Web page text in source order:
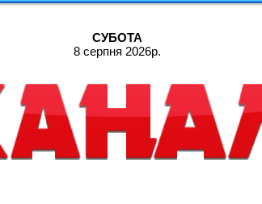
СУБОТА
8 серпня 2026р.